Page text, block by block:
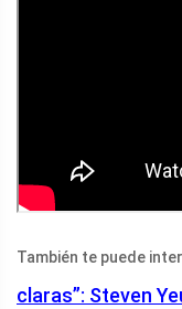
También te puede
claras”: Steven